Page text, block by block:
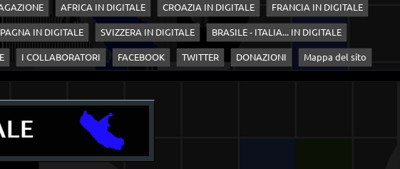
AFRICA IN DIGITALE CROAZIA IN DIGITALE FRANCIA IN DIGITALE
IN DIGITALE SVIZZERA IN DIGITALE BRASILE - ITALIA... IN DIGITALE
I COLLABORATORI FACEBOOK TWITTER DONAZIONI Mappa del sito